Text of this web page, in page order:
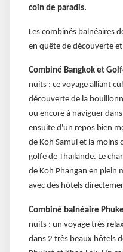
coin de paradis.
Les combinés balnéaires
en quête de découverte
Combiné Bangkok et
nuits : ce voyage alliant
découverte de la
ou encore à naviguer
ensuite d'un repos bien
de Koh Samui et la moins
golfe de Thaïlande. Le
de Koh Phangan en plein
avec des hôtels
Combiné balnéaire
nuits : un voyage très
dans 2 très beaux hôtels